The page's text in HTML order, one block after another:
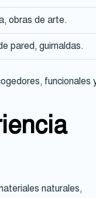
obras de arte.
pared, guirnaldas.
funcionales
naturales,